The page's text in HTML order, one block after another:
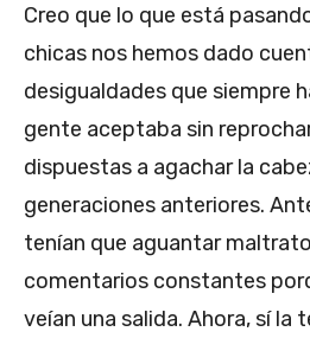
Creo que lo que está
chicas nos hemos dado
desigualdades que siempre
gente aceptaba sin
dispuestas a agachar la
generaciones anteriores.
tenían que aguantar
comentarios constantes
veían una salida. Ahora, sí la